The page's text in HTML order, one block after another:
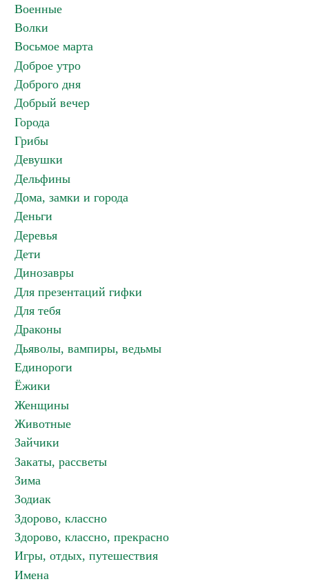
Военные
Волки
Восьмое марта
Доброе утро
Доброго дня
Добрый вечер
Города
Грибы
Девушки
Дельфины
Дома, замки и города
Деньги
Деревья
Дети
Динозавры
Для презентаций гифки
Для тебя
Драконы
Дьяволы, вампиры, ведьмы
Единороги
Ёжики
Женщины
Животные
Зайчики
Закаты, рассветы
Зима
Зодиак
Здорово, классно
Здорово, классно, прекрасно
Игры, отдых, путешествия
Имена